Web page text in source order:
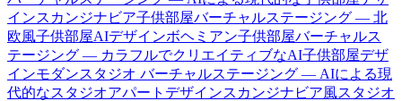
インスカンジナビア子供部屋バーチャルステージング — 北
欧風子供部屋AIデザインボヘミアン子供部屋バーチャルス
テージング — カラフルでクリエイティブなAI子供部屋デザ
インモダンスタジオ バーチャルステージング — AIによる現
代的なスタジオアパートデザインスカンジナビア風スタジオ